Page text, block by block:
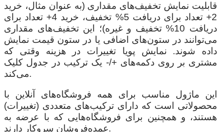
قابلیت نمایش تخفیف‌های مقداری (به عنوان مثال، خرید
2+ تعداد برای دریافت 5% تخفیف، خرید 4+ تعداد برای
دریافت 10% تخفیف و غیره)؛ این تخفیف‌های مقداری
می‌توانند در ستون‌های اضافی یا در ستون قیمت نمایش
داده شوند. نمایش پویا تغییرات در هزینه وقتی که
مشتری بر روی دکمه‌های +/- یک ترکیب در جدول کلیک
می‌کند.
این ماژول مناسب برای همه فروشگاه‌های آنلاین با
محصولاتی است که دارای ترکیب‌های متعددی (تغییرات)
هستند، و همچنین برای فروشگاه‌هایی که با عرضه به
عمده‌فروشان سروکار دارند.